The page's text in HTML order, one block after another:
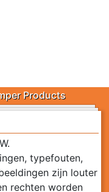
Products
typefouten,
zijn louter
rechten worden